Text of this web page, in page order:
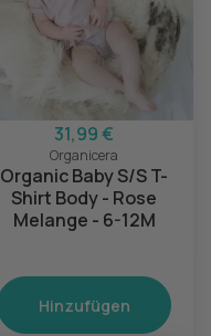
31,99 €
Organicera
Organic Baby S/S T-
Shirt Body - Rose
Melange - 6-12M
Hinzufügen